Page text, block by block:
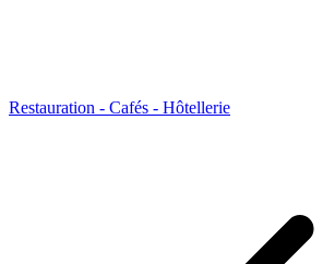
Restauration - Cafés - Hôtellerie